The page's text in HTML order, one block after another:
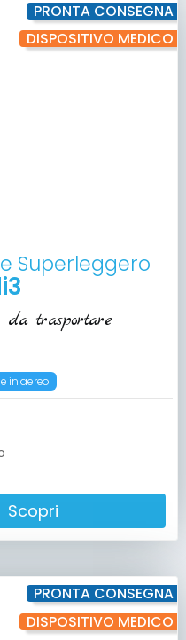
PRONTA CONSEGNA
DISPOSITIVO MEDICO
Superleggero
da trasportare
in aereo
Scopri
PRONTA CONSEGNA
DISPOSITIVO MEDICO